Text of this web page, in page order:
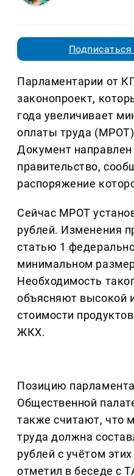
Парламентарии от
законопроект,
года увеличивает
оплаты труда
Документ
правительство,
распоряжение
Сейчас МРОТ
рублей. Изменения
статью 1
минимальном
Необходимость
объясняют высокой
стоимости
ЖКХ.
Позицию
Общественной
также считают, что
труда должна
рублей с учётом
отметил в беседе с